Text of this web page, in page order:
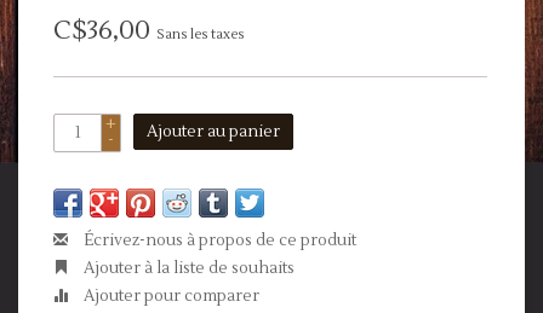
C$36,00 Sans les taxes
+
-
Ajouter au panier
Écrivez-nous à propos de ce produit
Ajouter à la liste de souhaits
Ajouter pour comparer